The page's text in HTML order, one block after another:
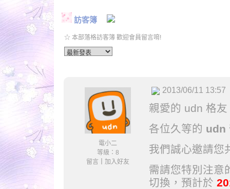
訪客簿
☆ 本部落格訪客簿 歡迎會員留言唷!
電小二
等級：8
留言
加入好友
2013/06/11 13:57
親愛的 udn 格
各位久等的 udn
我們誠心邀請您
需請您特別注意
切換，預計於